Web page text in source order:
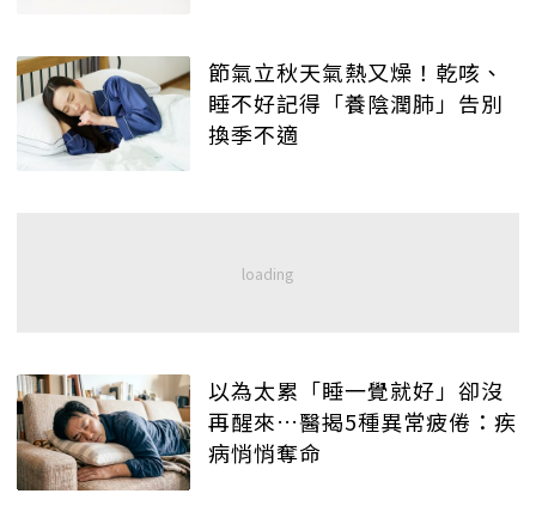
節氣立秋天氣熱又燥！乾咳、
睡不好記得「養陰潤肺」告別
換季不適
以為太累「睡一覺就好」卻沒
再醒來…醫揭5種異常疲倦：疾
病悄悄奪命